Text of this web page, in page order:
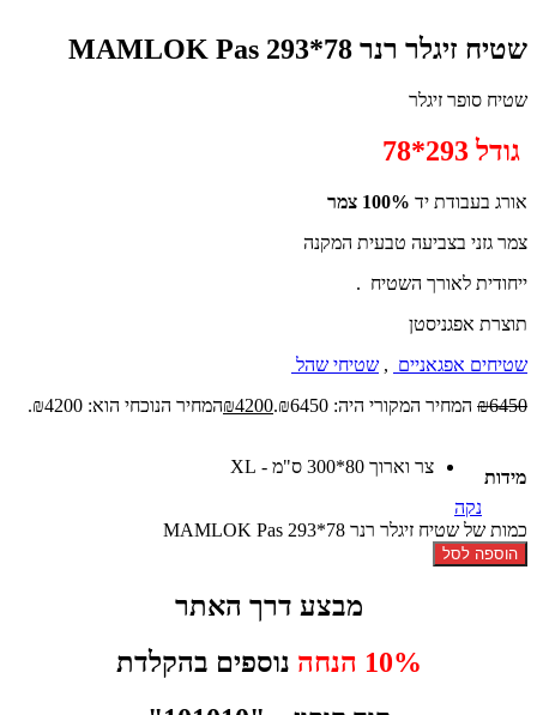
שטיח זיגלר רנר MAMLOK Pas 293*78
שטיח סופר זיגלר
גודל 293*78
אורג בעבודת יד 100% צמר
צמר גזני בצביעה טבעית המקנה
ייחודית לאורך השטיח .
תוצרת אפגניסטן
שטיחים אפגאניים , שטיחי שהל
₪6450 המחיר המקורי היה: ₪6450. ₪4200 המחיר הנוכחי הוא: ₪4200.
מידות
צר וארוך 80*300 ס"מ - XL
נקה
כמות של שטיח זיגלר רנר MAMLOK Pas 293*78
הוספה לסל
מבצע דרך האתר
10% הנחה
נוספים בהקלדת